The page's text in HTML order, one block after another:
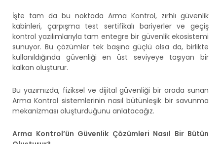
İşte tam da bu noktada Arma Kontrol, zırhlı güvenlik
kabinleri, çarpışma test sertifikalı bariyerler ve geçiş
kontrol yazılımlarıyla tam entegre bir güvenlik ekosistemi
sunuyor. Bu çözümler tek başına güçlü olsa da, birlikte
kullanıldığında güvenliği en üst seviyeye taşıyan bir
kalkan oluşturur.
Bu yazımızda, fiziksel ve dijital güvenliği bir arada sunan
Arma Kontrol sistemlerinin nasıl bütünleşik bir savunma
mekanizması oluşturduğunu anlatacağız.
Arma Kontrol’ün Güvenlik Çözümleri Nasıl Bir Bütün